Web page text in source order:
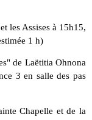
les Assises à 15h15,
1 h)
de Laëtitia Ohnona
3 en salle des pas
Chapelle et de la